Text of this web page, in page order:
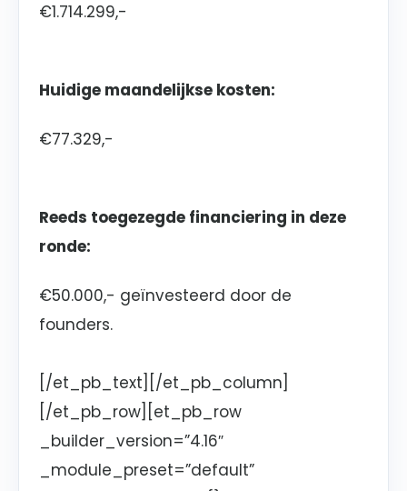
€1.714.299,-
Huidige maandelijkse kosten:
€77.329,-
Reeds toegezegde financiering in deze
ronde:
€50.000,- geïnvesteerd door de
founders.
[/et_pb_text][/et_pb_column]
[/et_pb_row][et_pb_row
_builder_version=”4.16″
_module_preset=”default”